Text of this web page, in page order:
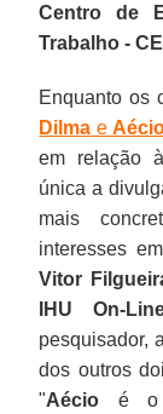
Centro de
Trabalho -
Enquanto os
Dilma e
em relação
única a
mais
interesses
Vitor
IHU On-
pesquisador,
dos outros
"Aécio é o